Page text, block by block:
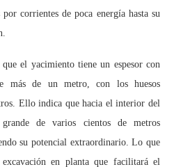
corrientes de poca energía hasta su
el yacimiento tiene un espesor con
más de un metro, con los huesos
Ello indica que hacia el interior del
de varios cientos de metros
su potencial extraordinario. Lo que
en planta que facilitará el